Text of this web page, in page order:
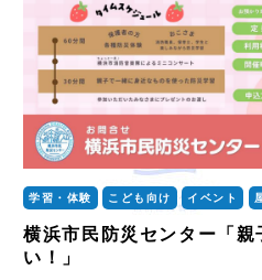
学習・体験 こども向け イベント
横浜市民防災センター「親
い！」